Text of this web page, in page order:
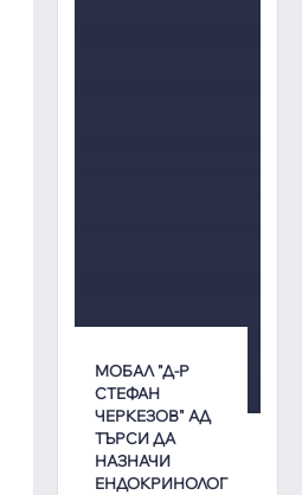
МОБАЛ "Д-Р
СТЕФАН
ЧЕРКЕЗОВ" АД
ТЪРСИ ДА
НАЗНАЧИ
ЕНДОКРИНОЛОГ